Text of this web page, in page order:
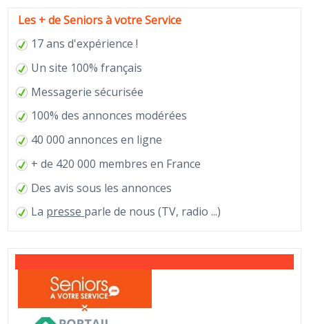
Les + de Seniors à votre Service
17 ans d'expérience !
Un site 100% français
Messagerie sécurisée
100% des annonces modérées
40 000 annonces en ligne
+ de 420 000 membres en France
Des avis sous les annonces
La presse parle de nous (TV, radio ...)